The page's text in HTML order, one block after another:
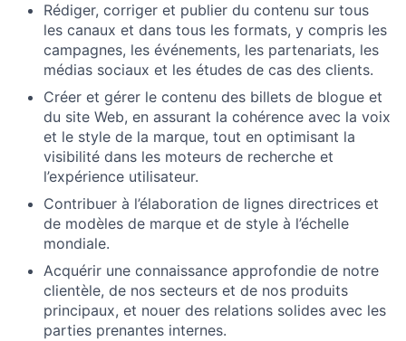
Rédiger, corriger et publier du contenu sur tous
les canaux et dans tous les formats, y compris les
campagnes, les événements, les partenariats, les
médias sociaux et les études de cas des clients.
Créer et gérer le contenu des billets de blogue et
du site Web, en assurant la cohérence avec la voix
et le style de la marque, tout en optimisant la
visibilité dans les moteurs de recherche et
l’expérience utilisateur.
Contribuer à l’élaboration de lignes directrices et
de modèles de marque et de style à l’échelle
mondiale.
Acquérir une connaissance approfondie de notre
clientèle, de nos secteurs et de nos produits
principaux, et nouer des relations solides avec les
parties prenantes internes.